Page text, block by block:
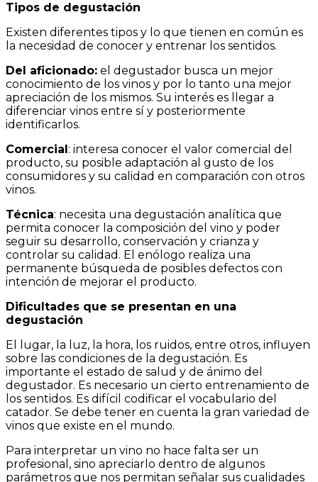
Tipos de degustación
Existen diferentes tipos y lo que tienen en común es
la necesidad de conocer y entrenar los sentidos.
Del aficionado: el degustador busca un mejor
conocimiento de los vinos y por lo tanto una mejor
apreciación de los mismos. Su interés es llegar a
diferenciar vinos entre sí y posteriormente
identificarlos.
Comercial: interesa conocer el valor comercial del
producto, su posible adaptación al gusto de los
consumidores y su calidad en comparación con otros
vinos.
Técnica: necesita una degustación analítica que
permita conocer la composición del vino y poder
seguir su desarrollo, conservación y crianza y
controlar su calidad. El enólogo realiza una
permanente búsqueda de posibles defectos con
intención de mejorar el producto.
Dificultades que se presentan en una
degustación
El lugar, la luz, la hora, los ruidos, entre otros, influyen
sobre las condiciones de la degustación. Es
importante el estado de salud y de ánimo del
degustador. Es necesario un cierto entrenamiento de
los sentidos. Es difícil codificar el vocabulario del
catador. Se debe tener en cuenta la gran variedad de
vinos que existe en el mundo.
Para interpretar un vino no hace falta ser un
profesional, sino apreciarlo dentro de algunos
parámetros que nos permitan señalar sus cualidades